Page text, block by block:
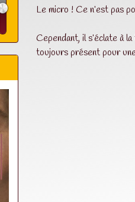
Le micro ! Ce n’est pas
Cependant, il s’éclate à
toujours présent pour